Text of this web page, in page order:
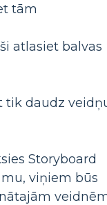
tām
atlasiet balvas
tik daudz
Storyboard
viņiem būs